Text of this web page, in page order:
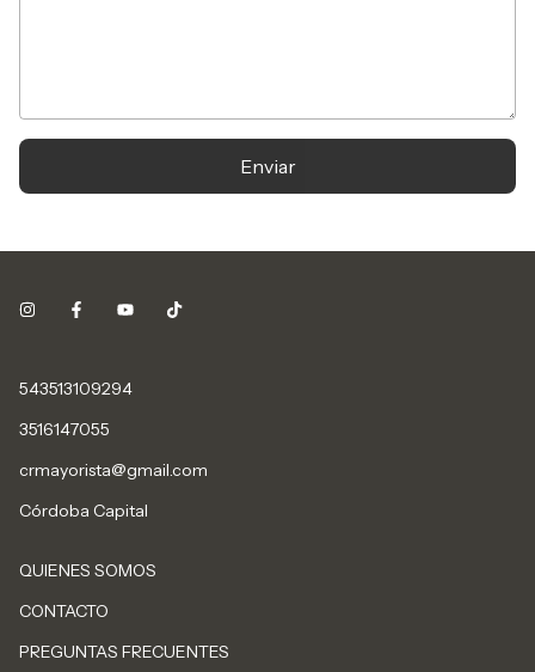
Enviar
543513109294
3516147055
crmayorista@gmail.com
Córdoba Capital
QUIENES SOMOS
CONTACTO
PREGUNTAS FRECUENTES